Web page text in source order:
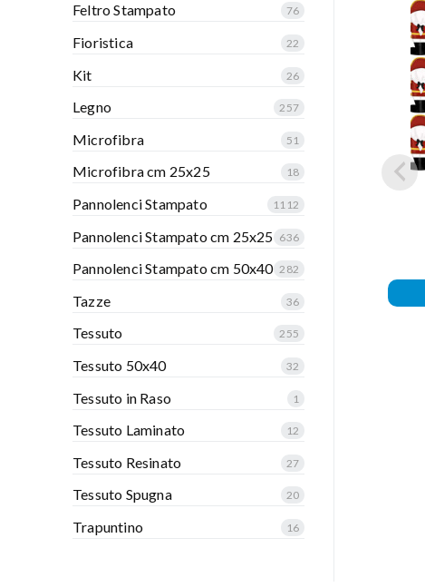
Feltro Stampato 76
Fioristica 22
Kit 26
Legno 257
Microfibra 51
Microfibra cm 25x25 18
Pannolenci Stampato 1112
Pannolenci Stampato cm 25x25 636
Pannolenci Stampato cm 50x40 282
Tazze 36
Tessuto 255
Tessuto 50x40 32
Tessuto in Raso 1
Tessuto Laminato 12
Tessuto Resinato 27
Tessuto Spugna 20
Trapuntino 16